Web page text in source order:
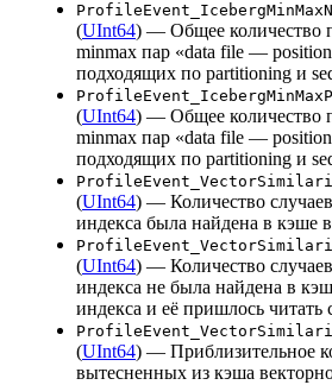
(UInt64) — Общее количество
minmax пар «data file —
подходящих по partitioning и
(UInt64) — Общее количество
minmax пар «data file —
подходящих по partitioning и
(UInt64) — Количество
индекса была найдена в кэше
(UInt64) — Количество
индекса не была найдена в
индекса и её пришлось читать
(UInt64) — Приблизительное
вытесненных из кэша